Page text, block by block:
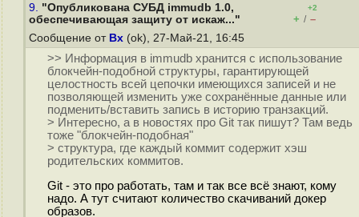
9. "Опубликована СУБД immudb 1.0,
обеспечивающая защиту от искаж..."
+2
+ / –
Сообщение от Bx (ok), 27-Май-21, 16:45
>> Информация в immudb хранится с использование
блокчейн-подобной структуры, гарантирующей
целостность всей цепочки имеющихся записей и не
позволяющей изменить уже сохранённые данные или
подменить/вставить запись в историю транзакций.
> Интересно, а в новостях про Git так пишут? Там ведь
тоже "блокчейн-подобная"
> структура, где каждый коммит содержит хэш
родительских коммитов.
Git - это про работать, там и так все всё знают, кому
надо. А тут считают количество скачиваний докер
образов.